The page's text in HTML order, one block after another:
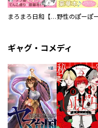
まろまろ日和【豪華版】
ギャグ・コメディ